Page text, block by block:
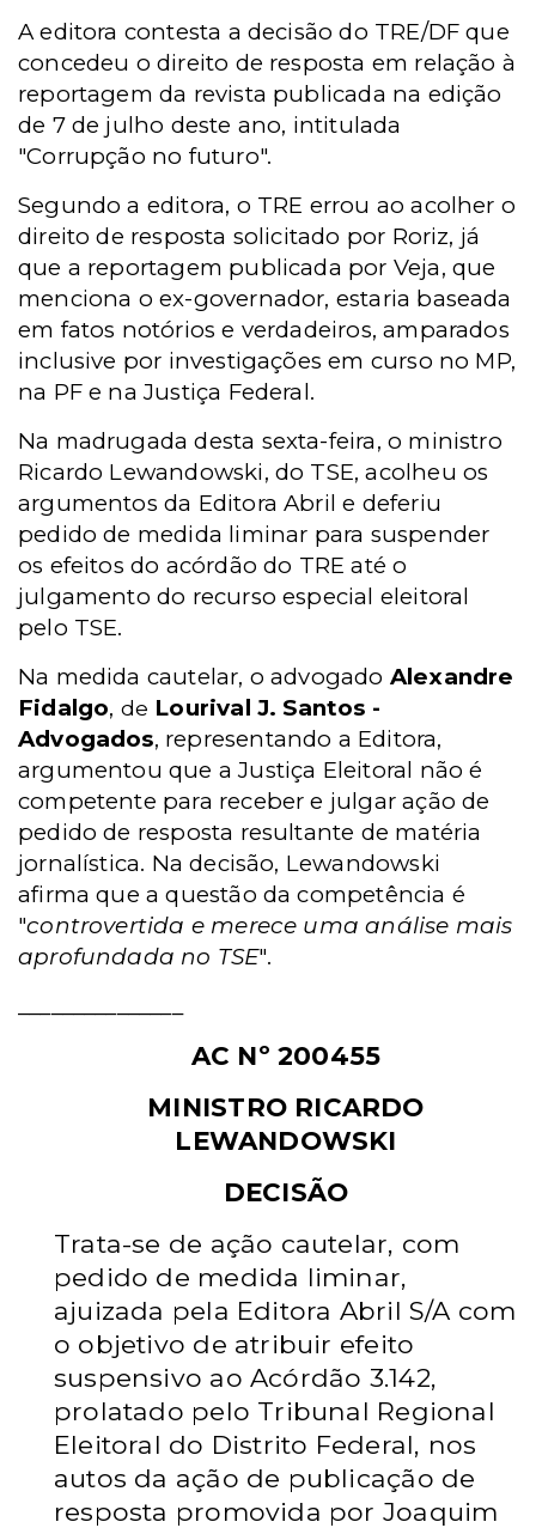
A editora contesta a decisão do TRE/DF que
concedeu o direito de resposta em relação à
reportagem da revista publicada na edição
de 7 de julho deste ano, intitulada
"Corrupção no futuro".
Segundo a editora, o TRE errou ao acolher o
direito de resposta solicitado por Roriz, já
que a reportagem publicada por Veja, que
menciona o ex-governador, estaria baseada
em fatos notórios e verdadeiros, amparados
inclusive por investigações em curso no MP,
na PF e na Justiça Federal.
Na madrugada desta sexta-feira, o ministro
Ricardo Lewandowski, do TSE, acolheu os
argumentos da Editora Abril e deferiu
pedido de medida liminar para suspender
os efeitos do acórdão do TRE até o
julgamento do recurso especial eleitoral
pelo TSE.
Na medida cautelar, oadvogado Alexandre
Fidalgo, de Lourival J. Santos -
Advogados, representando a Editora,
argumentou que aJustiça Eleitoral não é
competente para receber e julgar ação de
pedido de resposta resultante de matéria
jornalística. Na decisão, Lewandowski
afirma quea questão da competência é
"controvertida e merece uma análise mais
aprofundada no TSE".
AC Nº 200455
MINISTRO RICARDO
LEWANDOWSKI
DECISÃO
Trata-se de ação cautelar, com
pedido de medida liminar,
ajuizada pela Editora Abril S/A com
o objetivo de atribuir efeito
suspensivo ao Acórdão 3.142,
prolatado pelo Tribunal Regional
Eleitoral do Distrito Federal, nos
autos da ação de publicação de
resposta promovida por Joaquim